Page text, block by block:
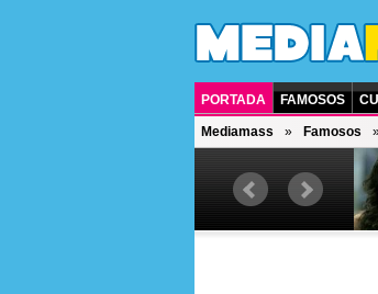
PORTADA FAMOSOS
Mediamass Famosos
actor y presentador de televisión